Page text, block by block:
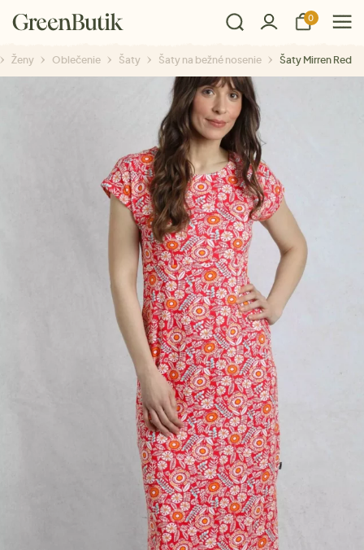
0
Ženy Oblečenie Šaty Šaty na bežné nosenie Šaty Mirren Red